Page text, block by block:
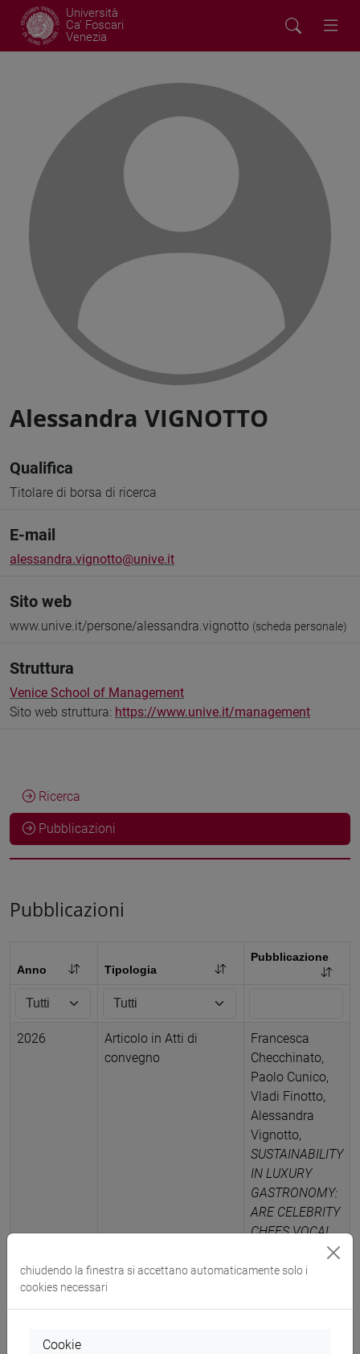
Università
Ca' Foscari
Venezia
Alessandra VIGNOTTO
Qualifica
Titolare di borsa di ricerca
E-mail
alessandra.vignotto@unive.it
Sito web
www.unive.it/persone/alessandra.vignotto (scheda personale)
Struttura
Venice School of Management
Sito web struttura: https://www.unive.it/management
Ricerca
Pubblicazioni
Pubblicazioni
Anno Tipologia
Pubblicazione
2026
Articolo in Atti di
convegno
Francesca
Checchinato,
Paolo Cunico,
Vladi Finotto,
Alessandra
Vignotto,
SUSTAINABILITY
IN LUXURY
GASTRONOMY:
ARE CELEBRITY
CHEFS VOCAL
Proceedings of
Marketing
chiudendo la finestra si accettano automaticamente solo i
cookies necessari
Cookie